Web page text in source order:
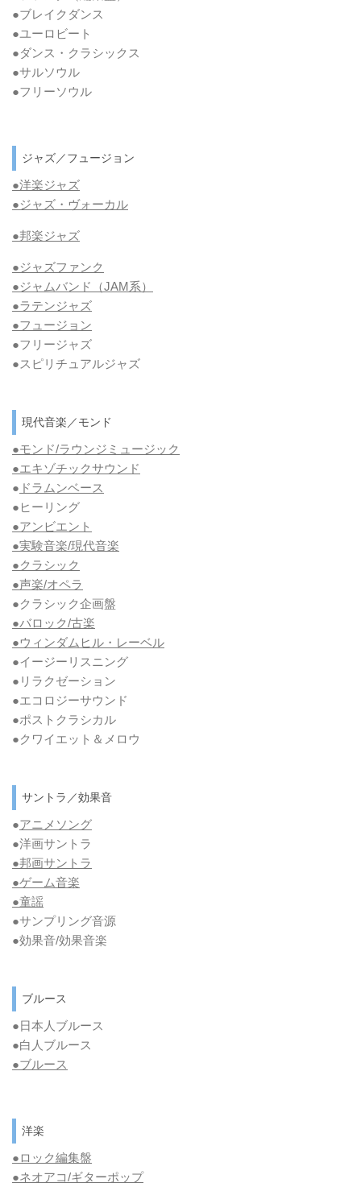
●ブレイクダンス
●ユーロビート
●ダンス・クラシックス
●サルソウル
●フリーソウル
ジャズ／フュージョン
●洋楽ジャズ
●ジャズ・ヴォーカル
●邦楽ジャズ
●ジャズファンク
●ジャムバンド（JAM系）
●ラテンジャズ
●フュージョン
●フリージャズ
●スピリチュアルジャズ
現代音楽／モンド
●モンド/ラウンジミュージック
●エキゾチックサウンド
● ドラムンベース
●ヒーリング
●アンビエント
●実験音楽/現代音楽
●クラシック
●声楽/オペラ
●クラシック企画盤
●バロック/古楽
●ウィンダムヒル・レーベル
●イージーリスニング
●リラクゼーション
●エコロジーサウンド
●ポストクラシカル
●クワイエット＆メロウ
サントラ／効果音
●アニメソング
●洋画サントラ
●邦画サントラ
●ゲーム音楽
●童謡
●サンプリング音源
●効果音/効果音楽
ブルース
●日本人ブルース
●白人ブルース
●ブルース
洋楽
●ロック編集盤
●ネオアコ/ギターポップ